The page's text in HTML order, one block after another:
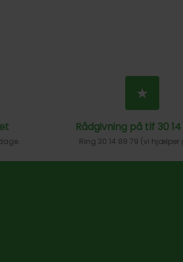
Rådgivning på tlf 30
Ring 30 14 89 79 (vi hjælper